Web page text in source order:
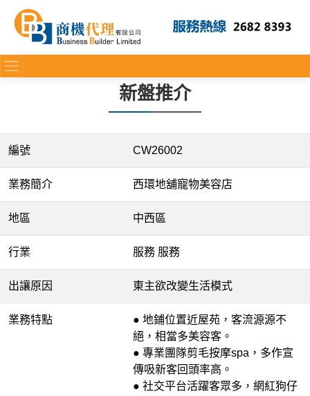
新盤推介
編號 CW26002
業務簡介 西環地舖寵物美容店
地區 中西區
行業 服務 服務
出讓原因 東主欲改變生活模式
業務特點
● 地鋪位置近屋苑，客流源源不
絕，相當多美容客。
● 專業團隊剪毛按摩spa，多作宣
傳吸新客回頭率高。
● 社交平台活躍客眾多，網紅狗仔